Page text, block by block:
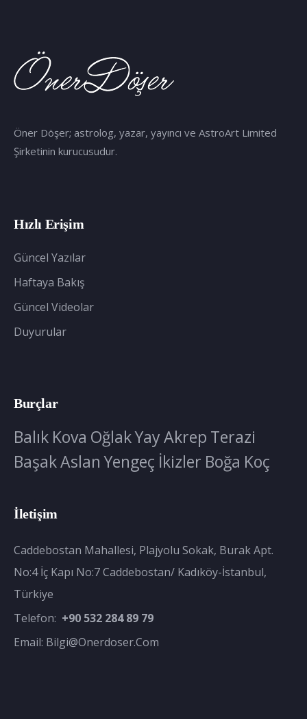
Öner Döşer; astrolog, yazar, yayıncı ve AstroArt Limited
Şirketinin kurucusudur.
Hızlı Erişim
Güncel Yazılar
Haftaya Bakış
Güncel Videolar
Duyurular
Burçlar
Balık Kova OğlakYayAkrep Terazi
BaşakAslan Yengeç İkizler Boğa Koç
İletişim
Caddebostan Mahallesi, Plajyolu Sokak, Burak Apt.
No:4 İç Kapı No:7 Caddebostan/ Kadıköy-İstanbul,
Türkiye
Telefon: +90 532 284 89 79
Email: Bilgi@onerdoser.com